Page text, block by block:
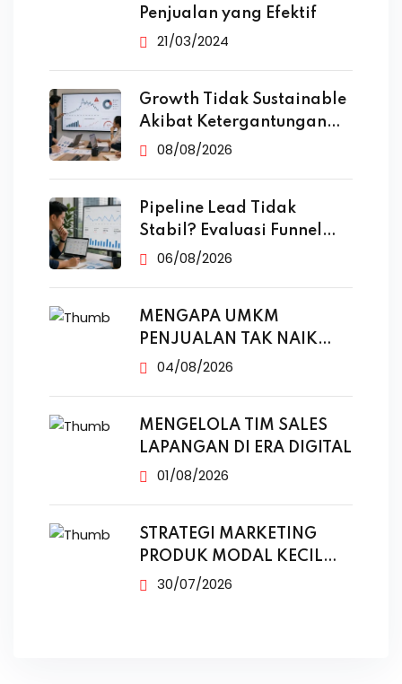
Penjualan yang Efektif
21/03/2024
Growth Tidak Sustainable
Akibat Ketergantungan
Iklan
08/08/2026
Pipeline Lead Tidak
Stabil? Evaluasi Funnel
Marketing
06/08/2026
MENGAPA UMKM
PENJUALAN TAK NAIK
MESKI SUDAH
04/08/2026
MENGELOLA TIM SALES
LAPANGAN DI ERA DIGITAL
01/08/2026
STRATEGI MARKETING
PRODUK MODAL KECIL
TANPA IKLAN
30/07/2026